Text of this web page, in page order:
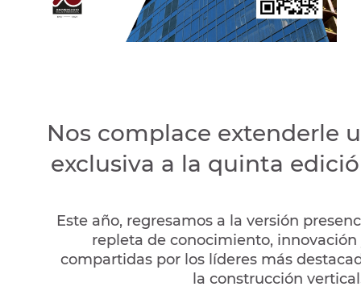
Nos complace extenderle
exclusiva a la quinta
Este año, regresamos a la versión
repleta de conocimiento, innovación
compartidas por los líderes más
la construcción